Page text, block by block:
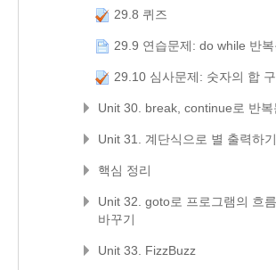
29.8 퀴즈
29.9 연습문제: do while 반
29.10 심사문제: 숫자의 합
Unit 30. break, continue로 반복
Unit 31. 계단식으로 별 출력하기
핵심 정리
Unit 32. goto로 프로그램의 흐
바꾸기
Unit 33. FizzBuzz